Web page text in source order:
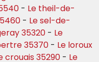
- Le theil-de-
- Le sel-de-
35320 - Le
35370 - Le loroux
crouais 35290 - Le